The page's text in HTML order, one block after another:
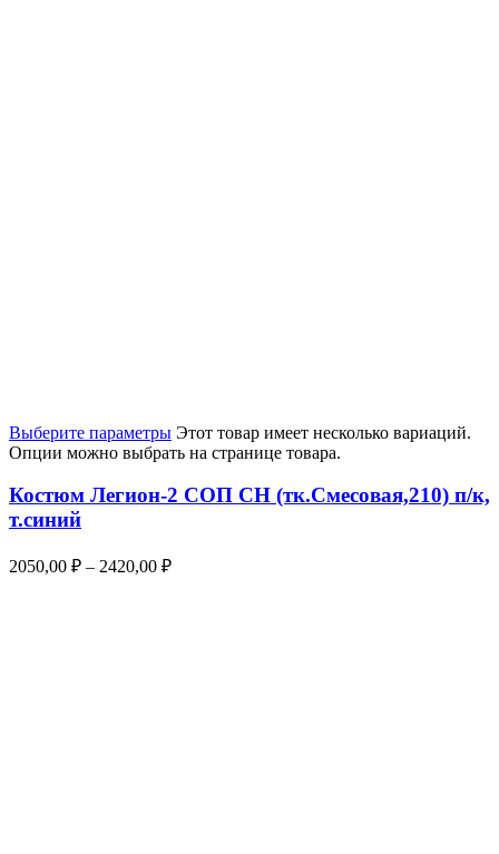
Выберите параметры Этот товар имеет несколько вариаций.
Опции можно выбрать на странице товара.
Костюм Легион-2 СОП CH (тк.Смесовая,210) п/к,
т.синий
2050,00 ₽ – 2420,00 ₽